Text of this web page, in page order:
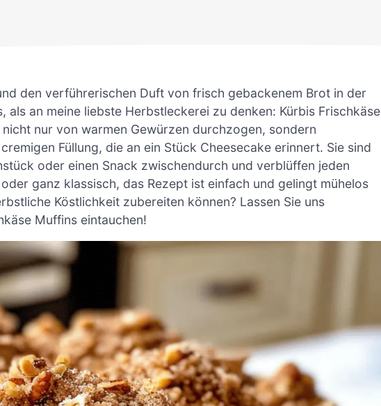
den verführerischen Duft von frisch gebackenem Brot in der
als an meine liebste Herbstleckerei zu denken: Kürbis Frischkäse
nur von warmen Gewürzen durchzogen, sondern
Füllung, die an ein Stück Cheesecake erinnert. Sie sind
oder einen Snack zwischendurch und verblüffen jeden
ganz klassisch, das Rezept ist einfach und gelingt mühelos
Köstlichkeit zubereiten können? Lassen Sie uns
Muffins eintauchen!